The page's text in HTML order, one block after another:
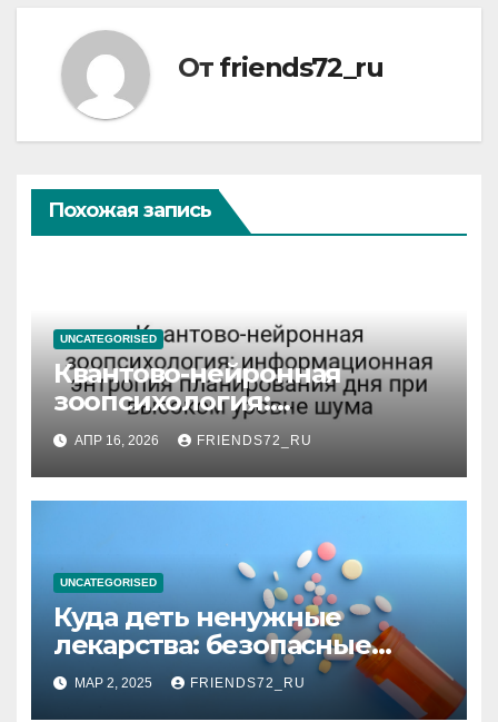
От friends72_ru
Похожая запись
UNCATEGORISED
Квантово-нейронная
зоопсихология:
информационная энтропия
планирования дня при
высоком уровне шума
АПР 16, 2026 FRIENDS72_RU
UNCATEGORISED
Куда деть ненужные
лекарства: безопасные
способы утилизации
МАР 2, 2025 FRIENDS72_RU